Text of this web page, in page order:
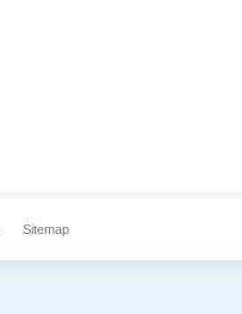
Sitemap